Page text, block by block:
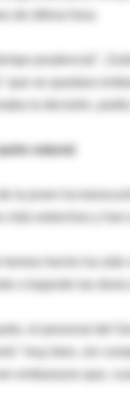
prudencial",
que se quedara
la decisión,
natural
la joven ha
más estrechos y
hemos hecho ha
el personal del
"muy bien, sin